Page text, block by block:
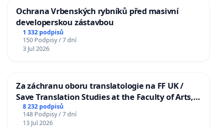
Ochrana Vrbenských rybníků před masivní
developerskou zástavbou
1 332 podpisů
150 Podpisy / 7 dní
3 Jul 2026
Za záchranu oboru translatologie na FF UK /
Save Translation Studies at the Faculty of Arts,
Charles University
8 232 podpisů
148 Podpisy / 7 dní
13 Jul 2026